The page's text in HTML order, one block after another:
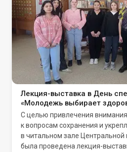
Лекция-выставка в День
«Молодежь выбирает
С целью привлечения
к вопросам сохранения и
в читальном зале Центральной
была проведена лекция-